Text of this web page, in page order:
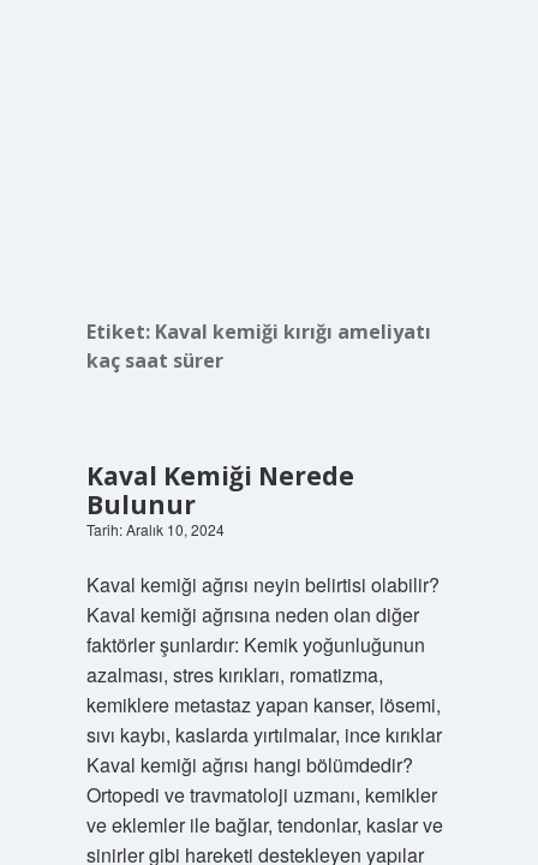
Etiket: Kaval kemiği kırığı ameliyatı
kaç saat sürer
Kaval Kemiği Nerede
Bulunur
Tarih: Aralık 10, 2024
Kaval kemiği ağrısı neyin belirtisi olabilir?
Kaval kemiği ağrısına neden olan diğer
faktörler şunlardır: Kemik yoğunluğunun
azalması, stres kırıkları, romatizma,
kemiklere metastaz yapan kanser, lösemi,
sıvı kaybı, kaslarda yırtılmalar, ince kırıklar
Kaval kemiği ağrısı hangi bölümdedir?
Ortopedi ve travmatoloji uzmanı, kemikler
ve eklemler ile bağlar, tendonlar, kaslar ve
sinirler gibi hareketi destekleyen yapılar